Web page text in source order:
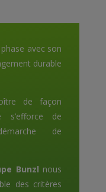
avec son
durable
de façon
s’efforce de
de
Bunzl nous
des critères